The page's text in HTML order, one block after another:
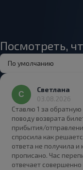
Посмотреть,
По умолчанию
Светлана
03.08.2026
Ставлю 1 за обратную
поводу возврата
прибытия/
спросила как
ответа не получила и
прописано. Час
отвечает